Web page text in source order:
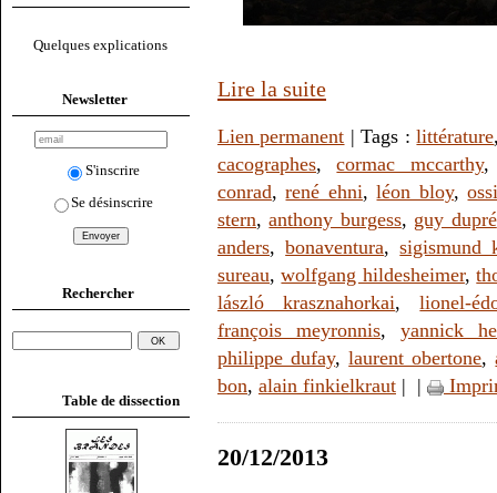
Quelques explications
Newsletter
S'inscrire
Se désinscrire
Rechercher
Table de dissection
Lire la suite
Lien permanent | Tags :littérature
cacographes,cormac mccarthy
conrad,rené ehni,léon bloy,
stern,anthony burgess, guy dupré
anders,bonaventura,sigismund
sureau,wolfgang hildesheimer,
lászló krasznahorkai,lionel-
françois meyronnis,yannick
philippe dufay,laurent obertone,
bon, alain finkielkraut | |
20/12/2013